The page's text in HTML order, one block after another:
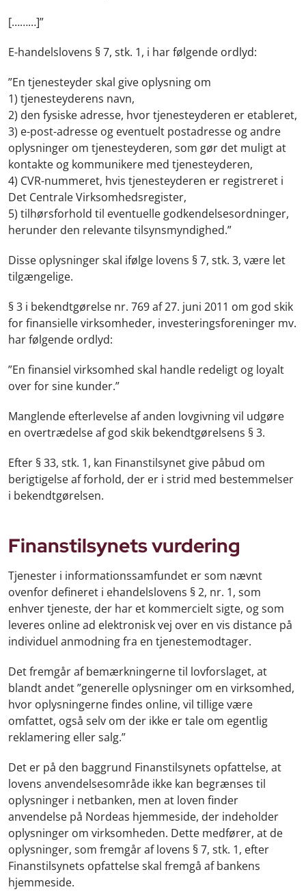
[………]”
E-handelslovens § 7, stk. 1, i har følgende ordlyd:
”En tjenesteyder skal give oplysning om
1) tjenesteyderens navn,
2) den fysiske adresse, hvor tjenesteyderen er etableret,
3) e-post-adresse og eventuelt postadresse og andre
oplysninger om tjenesteyderen, som gør det muligt at
kontakte og kommunikere med tjenesteyderen,
4) CVR-nummeret, hvis tjenesteyderen er registreret i
Det Centrale Virksomhedsregister,
5) tilhørsforhold til eventuelle godkendelsesordninger,
herunder den relevante tilsynsmyndighed.”
Disse oplysninger skal ifølge lovens § 7, stk. 3, være let
tilgængelige.
§ 3 i bekendtgørelse nr. 769 af 27. juni 2011 om god skik
for finansielle virksomheder, investeringsforeninger mv.
har følgende ordlyd:
”En finansiel virksomhed skal handle redeligt og loyalt
over for sine kunder.”
Manglende efterlevelse af anden lovgivning vil udgøre
en overtrædelse af god skik bekendtgørelsens § 3.
Efter § 33, stk. 1, kan Finanstilsynet give påbud om
berigtigelse af forhold, der er i strid med bestemmelser
i bekendtgørelsen.
Finanstilsynets vurdering
Tjenester i informationssamfundet er som nævnt
ovenfor defineret i ehandelslovens § 2, nr. 1, som
enhver tjeneste, der har et kommercielt sigte, og som
leveres online ad elektronisk vej over en vis distance på
individuel anmodning fra en tjenestemodtager.
Det fremgår af bemærkningerne til lovforslaget, at
blandt andet ”generelle oplysninger om en virksomhed,
hvor oplysningerne findes online, vil tillige være
omfattet, også selv om der ikke er tale om egentlig
reklamering eller salg.”
Det er på den baggrund Finanstilsynets opfattelse, at
lovens anvendelsesområde ikke kan begrænses til
oplysninger i netbanken, men at loven finder
anvendelse på Nordeas hjemmeside, der indeholder
oplysninger om virksomheden. Dette medfører, at de
oplysninger, som fremgår af lovens § 7, stk. 1, efter
Finanstilsynets opfattelse skal fremgå af bankens
hjemmeside.